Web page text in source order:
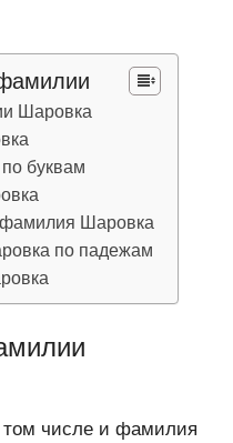
Шаровка
буквам
фамилия Шаровка
по падежам
числе и фамилия